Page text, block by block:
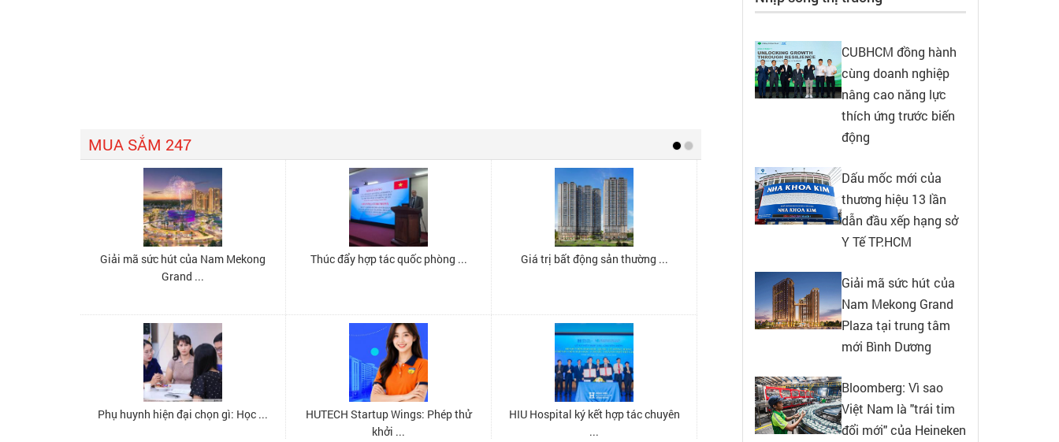
CUBHCM đồng hành
cùng doanh nghiệp
nâng cao năng lực
thích ứng trước biến
động
Dấu mốc mới của
thương hiệu 13 lần
dẫn đầu xếp hạng sở
Y Tế TP.HCM
Giải mã sức hút của
Nam Mekong Grand
Plaza tại trung tâm
mới Bình Dương
Bloomberg: Vì sao
Việt Nam là "trái tim
đổi mới" của Heineken